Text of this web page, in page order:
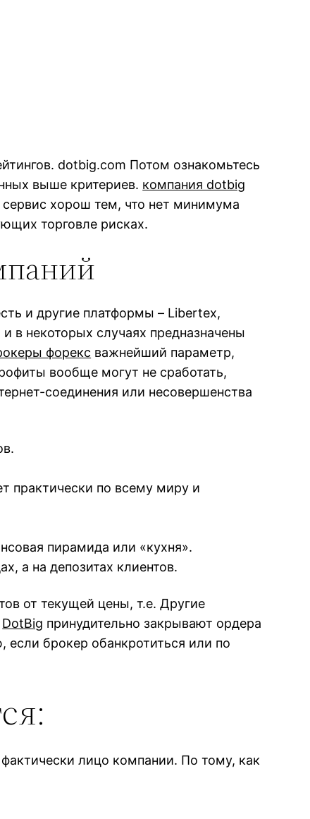
dotbig.com Потом ознакомьтесь
выше критериев. компания dotbig
сервис хорош тем, что нет минимума
торговле рисках.
и другие платформы – Libertex,
в некоторых случаях предназначены
форекс важнейший параметр,
вообще могут не сработать,
соединения или несовершенства
практически по всему миру и
пирамида или «кухня».
а на депозитах клиентов.
от текущей цены, т.е. Другие
DotBig принудительно закрывают ордера
брокер обанкротиться или по
лицо компании. По тому, как